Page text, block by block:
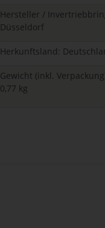
Hersteller /
Düsseldorf
Herkunftsland:
Gewicht (inkl.
0,77 kg